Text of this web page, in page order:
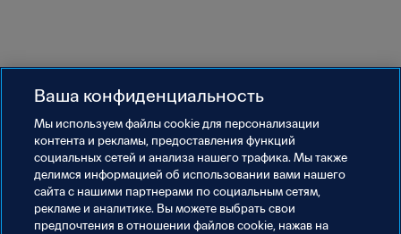
Ваша конфиденциальность
Мы используем файлы сookie для персонализации
контента и рекламы, предоставления функций
социальных сетей и анализа нашего трафика. Мы также
делимся информацией об использовании вами нашего
сайта с нашими партнерами по социальным сетям,
рекламе и аналитике. Вы можете выбрать свои
предпочтения в отношении файлов cookie, нажав на